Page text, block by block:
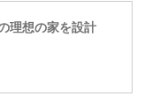
理想の家を設計